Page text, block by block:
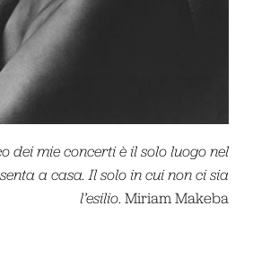
dei mie concerti è il solo luogo nel
a casa. Il solo in cui non ci sia
l’esilio. Miriam Makeba